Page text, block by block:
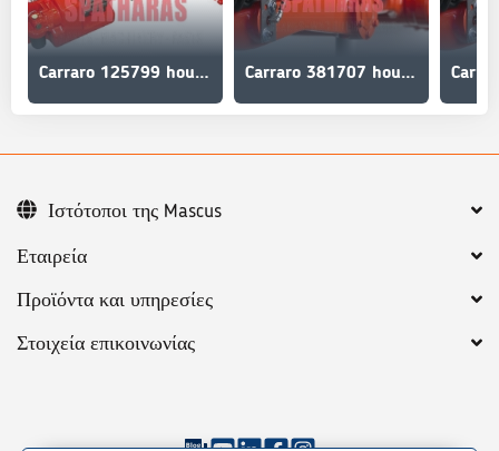
Carraro 125799 housings, swivel housing Carraro 381707 housing
Εταιρεία
Προϊόντα και υπηρεσίες
Στοιχεία επικοινωνίας
Ιστότοποι της Mascus